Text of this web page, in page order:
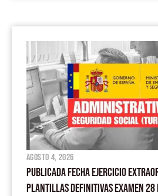
agosto 4, 2026
PUBLICADA FECHA EJERCICIO
PLANTILLAS DEFINITIVAS EXAMEN